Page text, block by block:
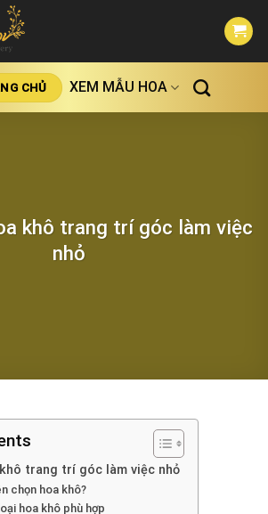
CHỦ XEM MẪU HOA
khô trang trí góc làm việc
nhỏ
trang trí góc làm việc nhỏ
chọn hoa khô?
hoa khô phù hợp